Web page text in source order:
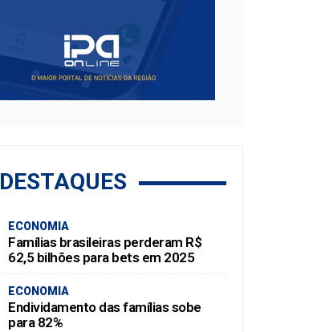
DESTAQUES
ECONOMIA
Famílias brasileiras perderam R$
62,5 bilhões para bets em 2025
ECONOMIA
Endividamento das famílias sobe
para 82%